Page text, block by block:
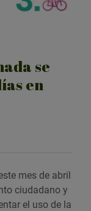
se
en
mes de abril
ciudadano y
el uso de la